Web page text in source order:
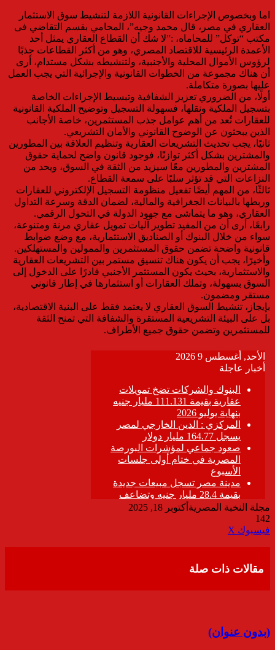
اما وبخصوص الإجراءات القانونية اللازمة لتنشيط سوق الاستثمار
العقاري في مصر، قال محمد وجيه”، المحامي بقسم التقاضي فى
مكتب “توكل” للمحاماه، :”لا شك أن القطاع العقاري يمثل أحد
الأعمدة الرئيسية للاقتصاد المصري، وهو من أكثر القطاعات جذبًا
لرؤوس الأموال المحلية والأجنبية، ولتنشيطه بشكل مستدام، أرى
أن هناك مجموعة من الخطوات القانونية والإجرائية التي يجب العمل
عليها بصورة متكاملة.
أولًا، من الضروري تعزيز الشفافية وتبسيط الإجراءات الخاصة
بتسجيل الملكية ونقلها، فسهولة التسجيل وتوضيح الملكية القانونية
للعقارات تُعد من أهم عوامل جذب المستثمرين، خاصة الأجانب
الذين يبحثون عن الوضوح القانوني والأمان التشريعي.
ثانيًا، يجب تحديث التشريعات العقارية وتنظيم العلاقة بين المطورين
والمشترين بشكل أكثر توازنًا، فوجود قانون واضح لحماية حقوق
المشترين والمطورين معًا سيزيد من الثقة في السوق، ويحد من
النزاعات التي قد تؤثر سلبًا على سمعة القطاع.
ثالثًا، من المهم أيضًا تفعيل منظومة التسجيل الإلكتروني للعقارات
وربطها بالبيانات الجغرافية والمالية، لضمان الدقة وسرعة التداول
العقاري، وهو ما يتماشى مع جهود الدولة في التحول الرقمي.
رابعًا، أرى أن من المفيد تطوير آليات تمويل عقاري مرنة ومتنوعة،
سواء من خلال البنوك أو الصناديق الاستثمارية، مع وضع ضوابط
قانونية واضحة تضمن حقوق المستثمرين والممولين والمستهلكين.
وأخيرًا، يجب أن يكون هناك تنسيق مستمر بين التشريعات العقارية
والاستثمارية، بحيث يكون المستثمر الأجنبي قادرًا على الدخول إلى
السوق بسهولة، وتملك العقارات أو استثمارها في إطار قانوني
مستقر ومضمون.
بإيجاز، تنشيط السوق العقاري لا يعتمد فقط على البنية الاقتصادية،
بل على البيئة التشريعية المستقرة والشفافة التي تمنح الثقة
للمستثمرين وتضمن حقوق جميع الأطراف.
مجلة النخبة المصرية أكتوبر 18, 2025
142
فيسبوك ‫X
مقالات ذات صلة
(بدون عنوان)